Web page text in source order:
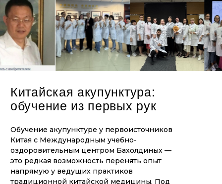
Пять дней будет обучение методу
«Медицинский иглонож» проведёт
профессор Доктор Zhang Shujian — почетный
медицины с более чем 30-летним опытом
в направлении «медицинский иглонож».
У Профессора собственная клиника
в Пекине, ведёт научно-исследовательскую
государственных университетах Китая.
Награжден государственными наградами.
Профессор является автором техники
«Виноград» — это запатентованный подход
к лечению, позволяющий снять болевой
синдром и облегчить течение заболеваний.
Процедура иглонож, у Профессора, занимает
Под руководством Профессора
Zhang Shujian и его учеников